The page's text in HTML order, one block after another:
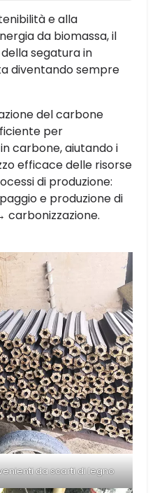
e alla
da biomassa, il
segatura in
diventando sempre
del carbone
per
carbone, aiutando i
efficace delle risorse
di produzione:
e produzione di
da scarti di legno